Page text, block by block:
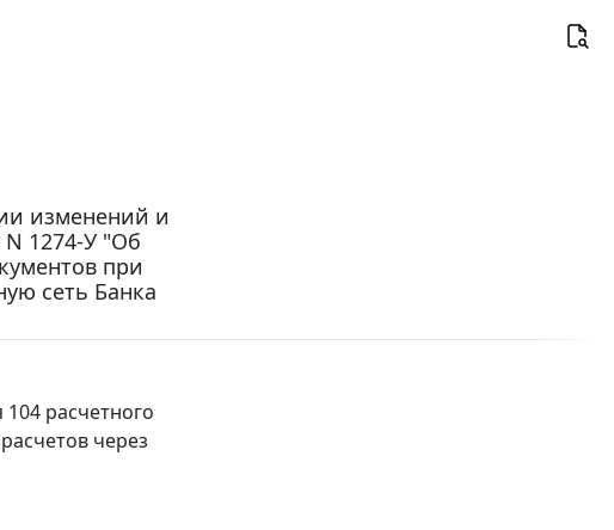
изменений и
N 1274-У "Об
при
сеть Банка
расчетного
через